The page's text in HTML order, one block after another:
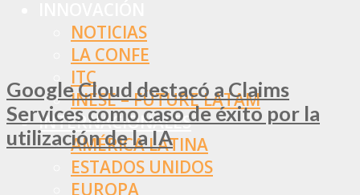
NOTICIAS
LA CONFE
ITC
INESE – FÜTURE LATAM
INTERNACIONALES
AMÉRICA LATINA
ESTADOS UNIDOS
EUROPA
Google Cloud destacó a Claims
Services como caso de éxito por la
utilización de la IA